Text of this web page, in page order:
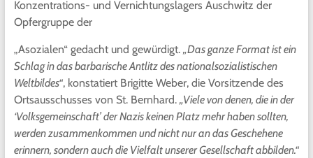
Konzentrations- und Vernichtungslagers Auschwitz der
Opfergruppe der
„Asozialen“ gedacht und gewürdigt. „Das ganze Format ist ein
Schlag in das barbarische Antlitz des nationalsozialistischen
Weltbildes“, konstatiert Brigitte Weber, die Vorsitzende des
Ortsausschusses von St. Bernhard. „Viele von denen, die in der
‘Volksgemeinschaft’ der Nazis keinen Platz mehr haben sollten,
werden zusammenkommen und nicht nur an das Geschehene
erinnern, sondern auch die Vielfalt unserer Gesellschaft abbilden.“